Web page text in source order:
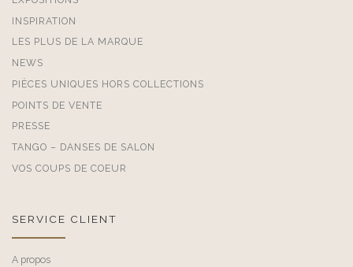
INSPIRATION
LES PLUS DE LA MARQUE
NEWS
PIÈCES UNIQUES HORS COLLECTIONS
POINTS DE VENTE
PRESSE
TANGO – DANSES DE SALON
VOS COUPS DE COEUR
SERVICE CLIENT
A propos